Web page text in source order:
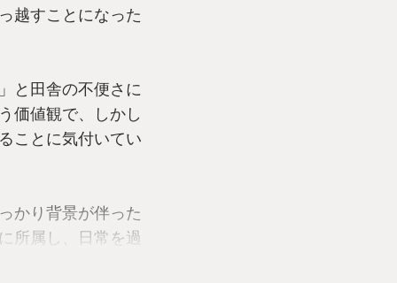
越すことになった
と田舎の不便さに
価値観で、しかし
ことに気付いてい
かり背景が伴った
所属し、日常を過